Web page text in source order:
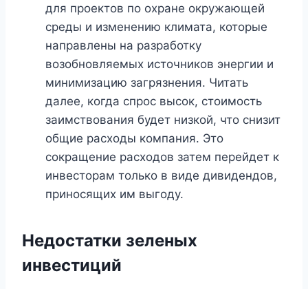
для проектов по охране окружающей
среды и изменению климата, которые
направлены на разработку
возобновляемых источников энергии и
минимизацию загрязнения. Читать
далее, когда спрос высок, стоимость
заимствования будет низкой, что снизит
общие расходы компания. Это
сокращение расходов затем перейдет к
инвесторам только в виде дивидендов,
приносящих им выгоду.
Недостатки зеленых
инвестиций